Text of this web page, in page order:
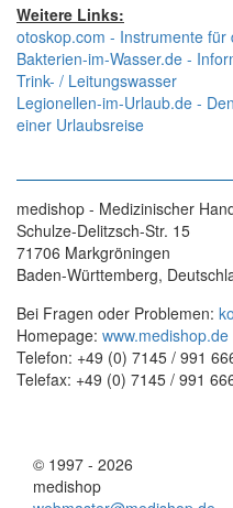
Weitere Links:
otoskop.com - Instrumente für
Bakterien-im-Wasser.de -
Trink- / Leitungswasser
Legionellen-im-Urlaub.de -
einer Urlaubsreise
medishop - Medizinischer
Schulze-Delitzsch-Str. 15
71706 Markgröningen
Baden-Württemberg,
Bei Fragen oder Problemen:
Homepage: www.medishop.de
Telefon: +49 (0) 7145 / 991
Telefax: +49 (0) 7145 / 991
© 1997 - 2026
medishop